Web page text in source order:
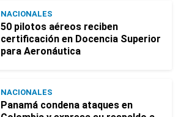
NACIONALES
50 pilotos aéreos reciben
certificación en Docencia Superior
para Aeronáutica
NACIONALES
Panamá condena ataques en